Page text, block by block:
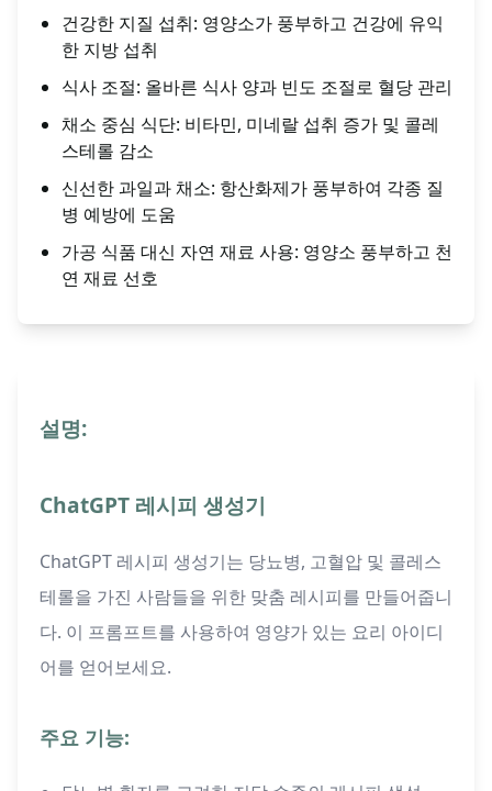
건강한 지질 섭취: 영양소가 풍부하고 건강에 유익
한 지방 섭취
식사 조절: 올바른 식사 양과 빈도 조절로 혈당 관리
채소 중심 식단: 비타민, 미네랄 섭취 증가 및 콜레
스테롤 감소
신선한 과일과 채소: 항산화제가 풍부하여 각종 질
병 예방에 도움
가공 식품 대신 자연 재료 사용: 영양소 풍부하고 천
연 재료 선호
설명:
ChatGPT 레시피 생성기
ChatGPT 레시피 생성기는 당뇨병, 고혈압 및 콜레스
테롤을 가진 사람들을 위한 맞춤 레시피를 만들어줍니
다. 이 프롬프트를 사용하여 영양가 있는 요리 아이디
어를 얻어보세요.
주요 기능: